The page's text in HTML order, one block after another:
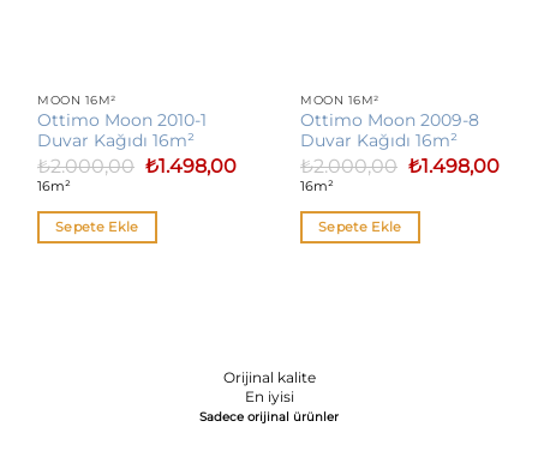
MOON 16M²
Ottimo Moon 2010-1
Duvar Kağıdı 16m²
₺2.000,00 Orijinal
fiyat:
₺1.498,00Şu
₺1.498,00.
16m²
Sepete Ekle
MOON 16M²
Ottimo Moon 2009-8
Duvar Kağıdı 16m²
₺2.000,00 Orijinal
fiyat:
₺1.498,00Şu
16m²
Sepete Ekle
Orijinal kalite
En iyisi
Sadece orijinal ürünler